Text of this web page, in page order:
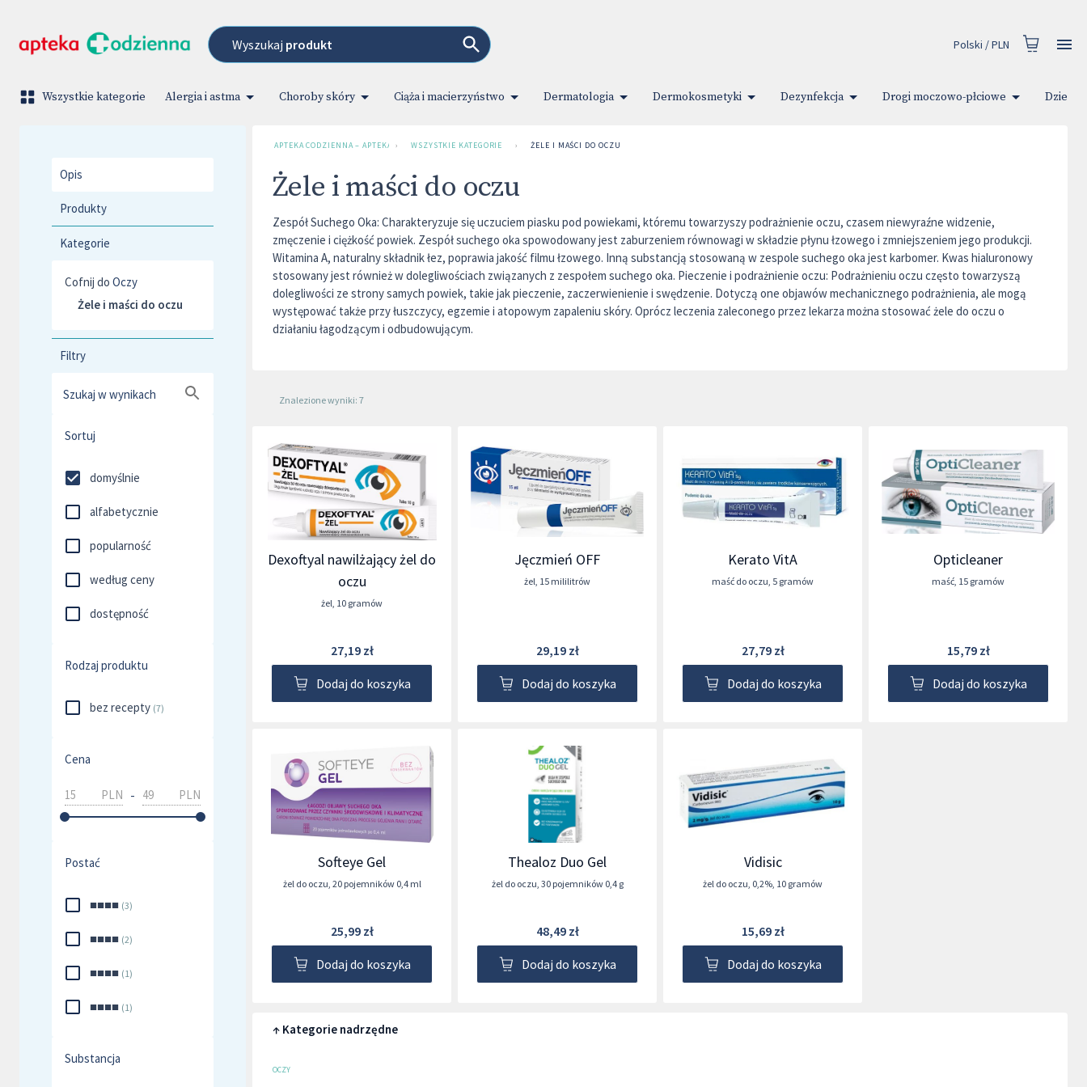
Wyszukaj produkt Polski /PLN
Wszystkie kategorie Alergia i astma Choroby skóry Ciąża i macierzyństwo Dermatologia Dermokosmetyki Dezynfekcja Drogi moczowo-płciowe Dziecko
Opis
Produkty
Kategorie
Cofnij do Oczy
Żele i maści do oczu
Filtry
Szukaj w wynikach
Sortuj
domyślnie
alfabetycznie
popularność
według ceny
dostępność
Rodzaj produktu
bez recepty (7)
Cena
PLN - PLN
Postać
■■■■ (3)
■■■■ (2)
■■■■ (1)
■■■■ (1)
Substancja
APTEKA CODZIENNA – APTEKA INTERNETOWA
› WSZYSTKIE KATEGORIE › ŻELE I MAŚCI DO OCZU
Żele i maści do oczu
Zespół Suchego Oka: Charakteryzuje się uczuciem piasku pod powiekami, któremu towarzyszy podrażnienie oczu, czasem niewyraźne widzenie,
zmęczenie i ciężkość powiek. Zespół suchego oka spowodowany jest zaburzeniem równowagi w składzie płynu łzowego i zmniejszeniem jego produkcji.
Witamina A, naturalny składnik łez, poprawia jakość filmu łzowego. Inną substancją stosowaną w zespole suchego oka jest karbomer. Kwas hialuronowy
stosowany jest również w dolegliwościach związanych z zespołem suchego oka. Pieczenie i podrażnienie oczu: Podrażnieniu oczu często towarzyszą
dolegliwości ze strony samych powiek, takie jak pieczenie, zaczerwienienie i swędzenie. Dotyczą one objawów mechanicznego podrażnienia, ale mogą
występować także przy łuszczycy, egzemie i atopowym zapaleniu skóry. Oprócz leczenia zaleconego przez lekarza można stosować żele do oczu o
działaniu łagodzącym i odbudowującym.
Znalezione wyniki: 7
Dexoftyal nawilżający żel do
oczu
żel, 10 gramów
27,19 zł
Dodaj do koszyka
Jęczmień OFF
żel, 15 mililitrów
29,19 zł
Dodaj do koszyka
Kerato VitA
maść do oczu, 5 gramów
27,79 zł
Dodaj do koszyka
Opticleaner
maść, 15 gramów
15,79 zł
Dodaj do koszyka
Softeye Gel
żel do oczu, 20 pojemników 0,4 ml
25,99 zł
Dodaj do koszyka
Thealoz Duo Gel
żel do oczu, 30 pojemników 0,4 g
48,49 zł
Dodaj do koszyka
Vidisic
żel do oczu, 0,2%, 10 gramów
15,69 zł
Dodaj do koszyka
↑ Kategorie nadrzędne
OCZY